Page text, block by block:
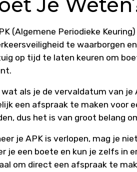
Je
(Algemene Periodieke
te waarborgen
op tijd te laten keuren om
wat als je de vervaldatum van
een afspraak te maken voor
dus het is van groot belang
je APK is verlopen, mag je
je een boete en kun je zelfs in
om direct een afspraak te